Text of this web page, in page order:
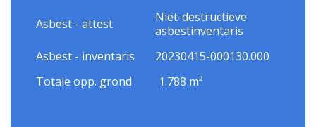
Asbest - attest
Niet-destructieve
asbestinventaris
Asbest - inventaris
20230415-000130.000
Totale opp. grond
1.788 m²